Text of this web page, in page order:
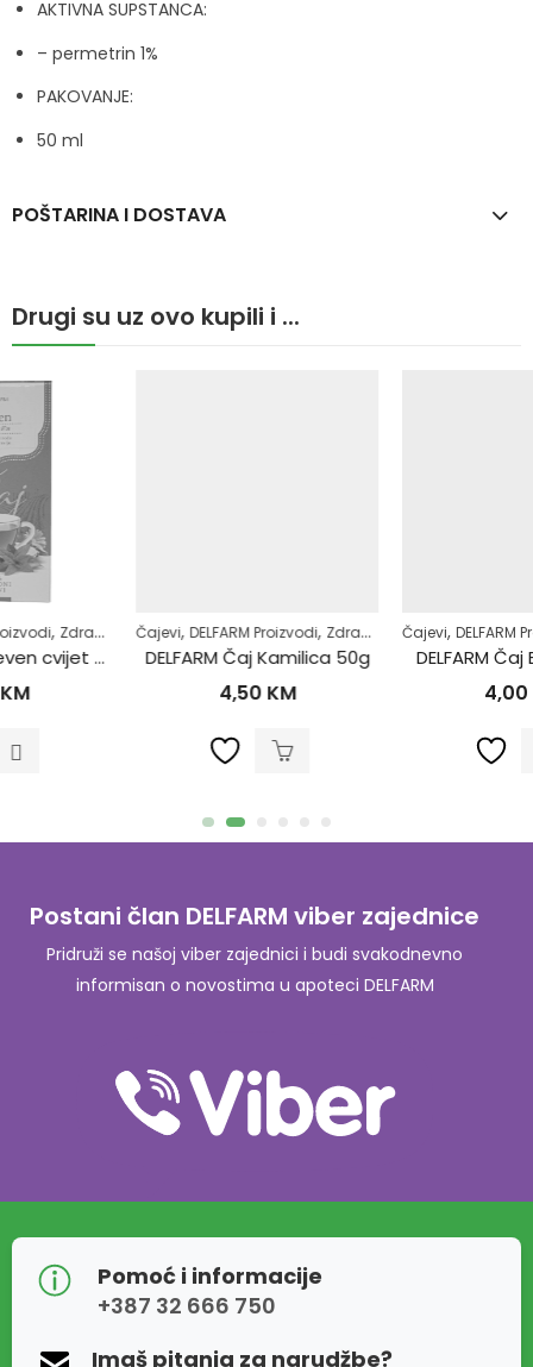
AKTIVNA SUPSTANCA:
– permetrin 1%
PAKOVANJE:
50 ml
POŠTARINA I DOSTAVA
Drugi su uz ovo kupili i ...
Čajevi,DELFARM Proizvodi,Zdrav život
DELFARM Čaj Kamilica 50g
Čajevi,DELFARM Proizvodi,Zdrav život
DELFARM Čaj Bosiljak 50g
Postani član DELFARM viber zajednice
Pridruži se našoj viber zajednici i budi svakodnevno
informisan o novostima u apoteci DELFARM
Pomoć i informacije
+387 32 666 750
Imaš pitanja za narudžbe?